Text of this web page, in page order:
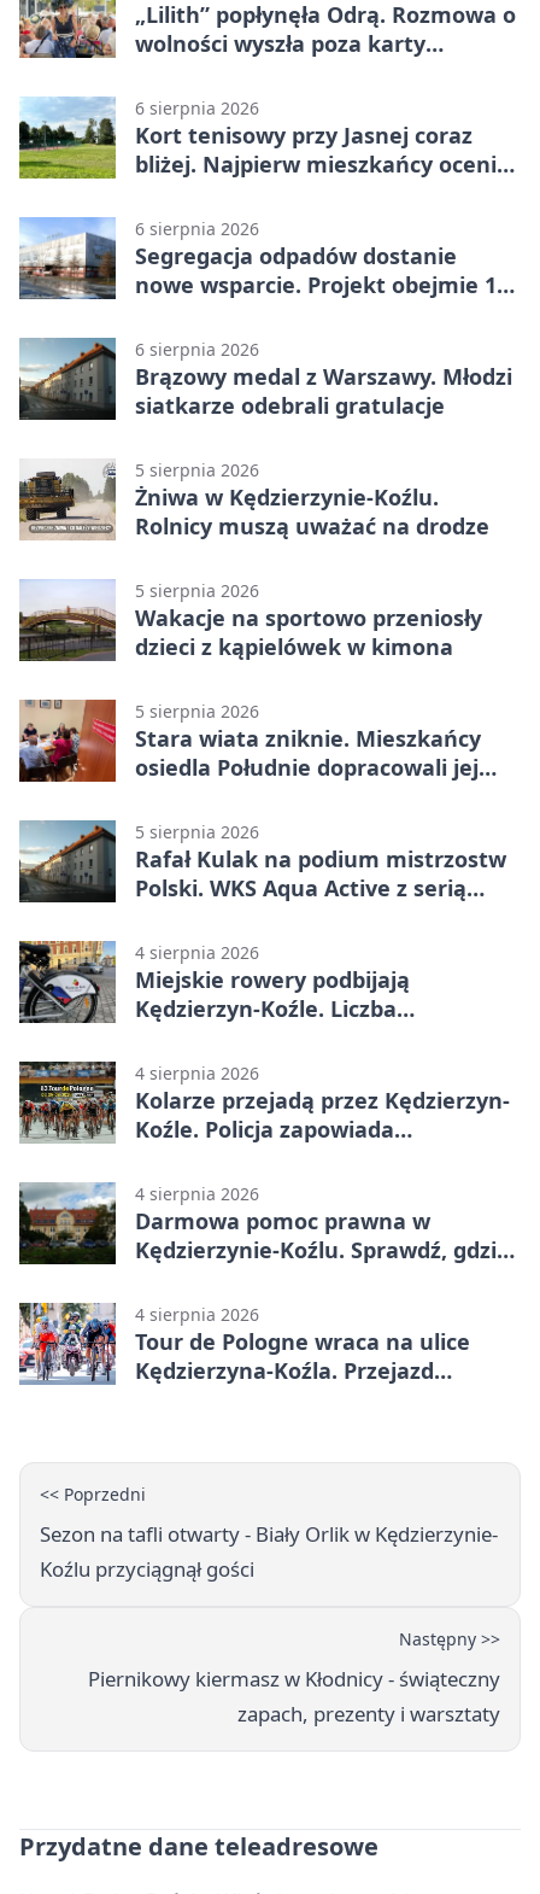
„Lilith” popłynęła Odrą. Rozmowa o
wolności wyszła poza karty
6 sierpnia 2026
Kort tenisowy przy Jasnej coraz
bliżej. Najpierw mieszkańcy ocenią
6 sierpnia 2026
Segregacja odpadów dostanie
nowe wsparcie. Projekt obejmie 15
6 sierpnia 2026
Brązowy medal z Warszawy. Młodzi
siatkarze odebrali gratulacje
5 sierpnia 2026
Żniwa w Kędzierzynie-Koźlu.
Rolnicy muszą uważać na drodze
5 sierpnia 2026
Wakacje na sportowo przeniosły
dzieci z kąpielówek w kimona
5 sierpnia 2026
Stara wiata zniknie. Mieszkańcy
osiedla Południe dopracowali jej
5 sierpnia 2026
Rafał Kulak na podium mistrzostw
Polski. WKS Aqua Active z serią
4 sierpnia 2026
Miejskie rowery podbijają
Kędzierzyn-Koźle. Liczba
4 sierpnia 2026
Kolarze przejadą przez Kędzierzyn-
Koźle. Policja zapowiada
4 sierpnia 2026
Darmowa pomoc prawna w
Kędzierzynie-Koźlu. Sprawdź, gdzie
4 sierpnia 2026
Tour de Pologne wraca na ulice
Kędzierzyna-Koźla. Przejazd
<< Poprzedni
Sezon na tafli otwarty - Biały Orlik w Kędzierzynie-
Koźlu przyciągnął gości
Następny >>
Piernikowy kiermasz w Kłodnicy - świąteczny
zapach, prezenty i warsztaty
Przydatne dane teleadresowe